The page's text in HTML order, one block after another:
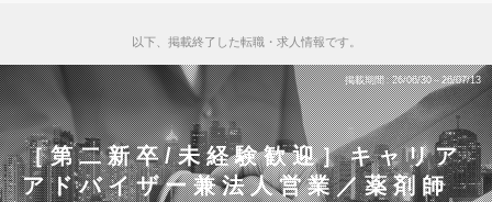
以下、掲載終了した転職・求人情報です。
掲載期間 26/06/30～26/07/13
［第二新卒/未経験歓迎］キャリア
アドバイザー兼法人営業／薬剤師